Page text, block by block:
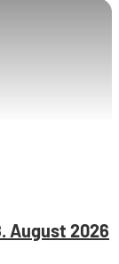
August 2026